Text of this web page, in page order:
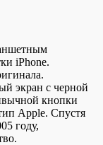
iPhone.
экран с черной
кнопки
Apple. Спустя
году,